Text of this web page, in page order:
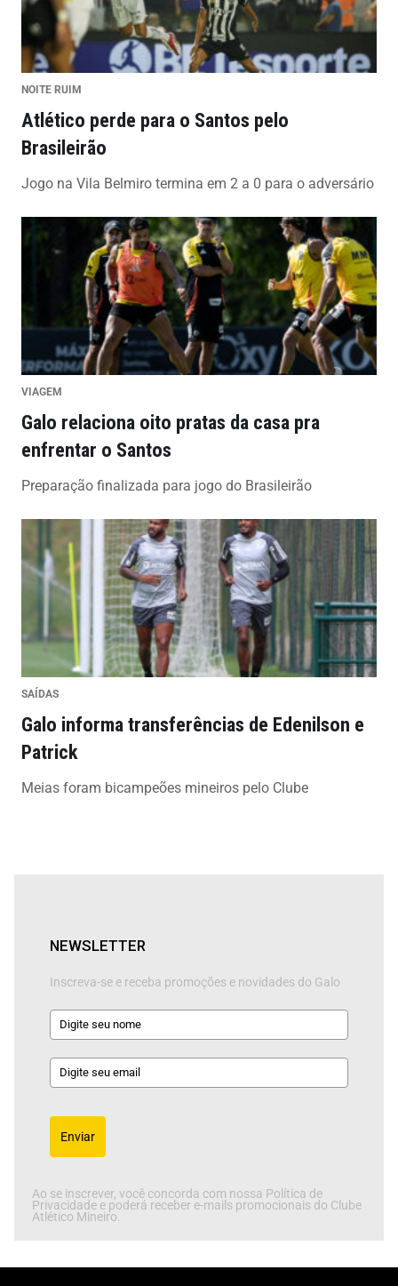
NOITE RUIM
Atlético perde para o Santos pelo
Brasileirão
Jogo na Vila Belmiro termina em 2 a 0 para o adversário
VIAGEM
Galo relaciona oito pratas da casa pra
enfrentar o Santos
Preparação finalizada para jogo do Brasileirão
SAÍDAS
Galo informa transferências de Edenilson e
Patrick
Meias foram bicampeões mineiros pelo Clube
NEWSLETTER
Inscreva-se e receba promoções e novidades do Galo
Enviar
Ao se inscrever, você concorda com nossa Política de
Privacidade e poderá receber e-mails promocionais do Clube
Atlético Mineiro.